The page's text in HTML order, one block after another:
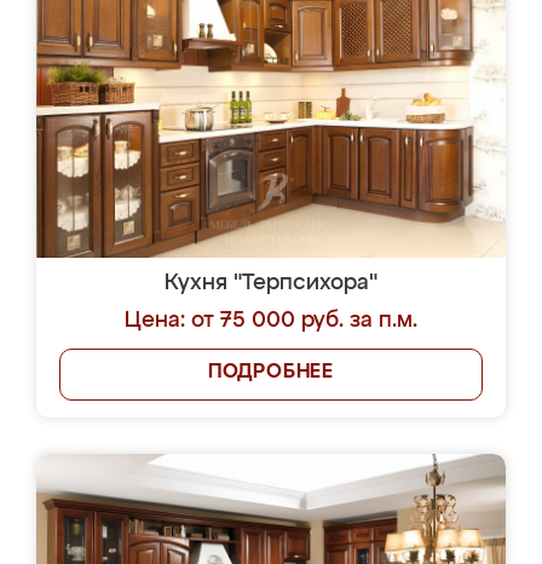
Кухня "Терпсихора"
Цена: от 75 000 руб. за п.м.
ПОДРОБНЕЕ